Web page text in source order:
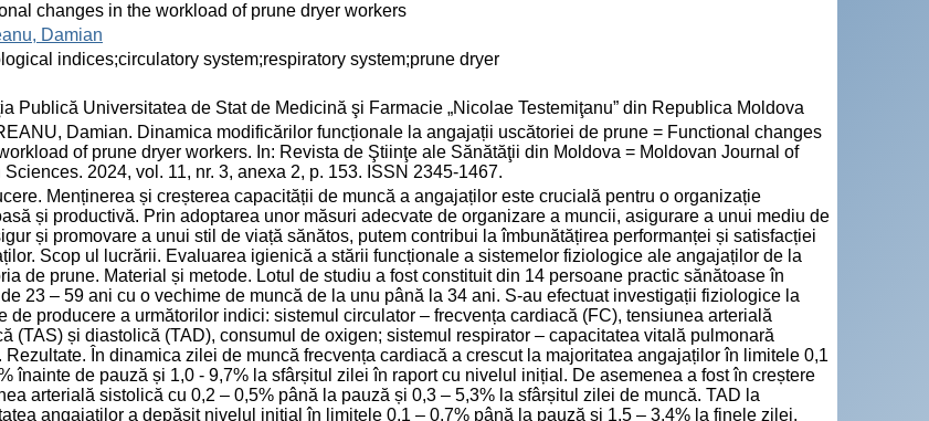
changes in the workload of prune dryer workers
Damian
indices;circulatory system;respiratory system;prune dryer
Publică Universitatea de Stat de Medicină şi Farmacie „Nicolae Testemiţanu” din Republica Moldova
Damian. Dinamica modificărilor funcționale la angajații uscătoriei de prune = Functional changes
of prune dryer workers. In: Revista de Ştiinţe ale Sănătăţii din Moldova = Moldovan Journal of
Sciences. 2024, vol. 11, nr. 3, anexa 2, p. 153. ISSN 2345-1467.
Menținerea și creșterea capacității de muncă a angajaților este crucială pentru o organizație
și productivă. Prin adoptarea unor măsuri adecvate de organizare a muncii, asigurare a unui mediu de
și promovare a unui stil de viață sănătos, putem contribui la îmbunătățirea performanței și satisfacției
Scop ul lucrării. Evaluarea igienică a stării funcționale a sistemelor fiziologice ale angajaților de la
de prune. Material și metode. Lotul de studiu a fost constituit din 14 persoane practic sănătoase în
23 – 59 ani cu o vechime de muncă de la unu până la 34 ani. S-au efectuat investigații fiziologice la
de producere a următorilor indici: sistemul circulator – frecvența cardiacă (FC), tensiunea arterială
(TAS) și diastolică (TAD), consumul de oxigen; sistemul respirator – capacitatea vitală pulmonară
Rezultate. În dinamica zilei de muncă frecvența cardiacă a crescut la majoritatea angajaților în limitele 0,1
înainte de pauză și 1,0 - 9,7% la sfârșitul zilei în raport cu nivelul inițial. De asemenea a fost în creștere
arterială sistolică cu 0,2 – 0,5% până la pauză și 0,3 – 5,3% la sfârșitul zilei de muncă. TAD la
angajaților a depășit nivelul inițial în limitele 0,1 – 0,7% până la pauză și 1,5 – 3,4% la finele zilei.